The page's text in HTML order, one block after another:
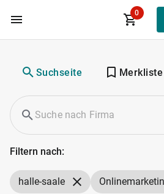
Zum Hauptinhalt
0
Suchseite Merkliste
Filtern nach:
halle-saale